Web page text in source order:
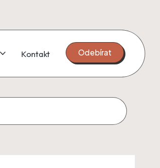
Kontakt Odebírat